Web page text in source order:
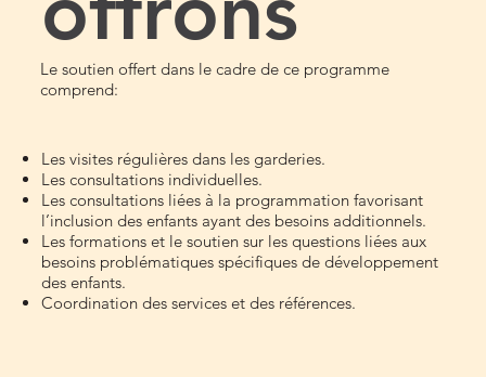
Le soutien offert dans le cadre de ce programme
comprend:
Les visites régulières dans les garderies.
Les consultations individuelles.
Les consultations liées à la programmation favorisant
l’inclusion des enfants ayant des besoins additionnels.
Les formations et le soutien sur les questions liées aux
besoins problématiques spécifiques de développement
des enfants.
Coordination des services et des références.